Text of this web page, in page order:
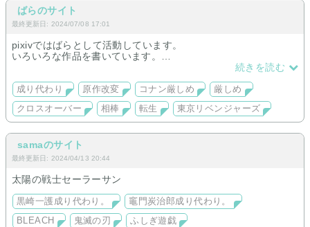
ばらのサイト
最終更新日: 2024/07/08 17:01
pixivではばらとして活動しています。
いろいろな作品を書いています。
こちらの名前も同じ名前にしています。
コナン厳しめ作品にハリー・ポッター厳しめ作品を書いていま
す。
クロスオーバー成り代わり作品が多いです。
続きを読む
成り代わり 原作改変 コナン厳しめ
厳しめ
クロスオーバー
相棒 転生 東京リベンジャーズ
samaのサイト
最終更新日: 2024/04/13 20:44
太陽の戦士セーラーサン
黒崎一護成り代わり。
竈門炭治郎成り代わり。
BLEACH
鬼滅の刃 ふしぎ遊戯